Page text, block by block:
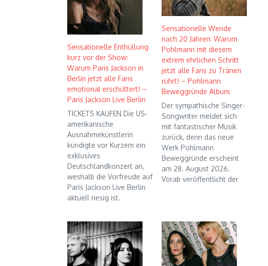
Sensationelle Enthüllung
kurz vor der Show:
Warum Paris Jackson in
Berlin jetzt alle Fans
emotional erschüttert! –
Paris Jackson Live Berlin
TICKETS KAUFEN Die US-
amerikanische
Ausnahmekünstlerin
kündigte vor Kurzem ein
exklusives
Deutschlandkonzert an,
weshalb die Vorfreude auf
Paris Jackson Live Berlin
aktuell riesig ist.
Sensationelle Wende
nach 20 Jahren: Warum
Pohlmann mit diesem
extrem ehrlichen Schritt
jetzt alle Fans zu Tränen
rührt! – Pohlmann
Beweggründe Album
Der sympathische Singer-
Songwriter meldet sich
mit fantastischer Musik
zurück, denn das neue
Werk Pohlmann
Beweggründe erscheint
am 28. August 2026.
Vorab veröffentlicht der